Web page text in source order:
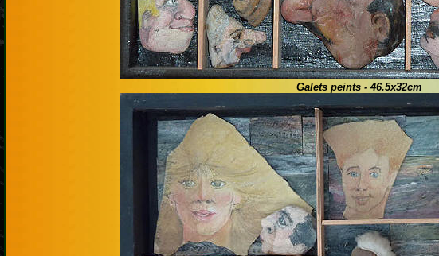
Galets peints - 46.5x32cm